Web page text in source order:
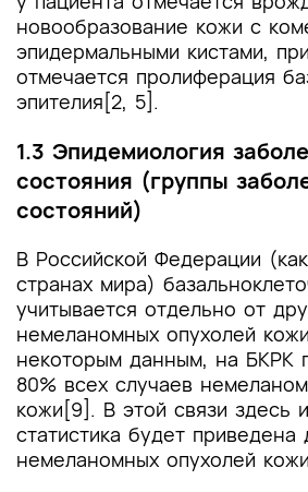
новообразование кожи с
эпидермальными кистами,
отмечается пролиферация
эпителия[2, 5].
1.3 Эпидемиология
состояния (группы
состояний)
В Российской Федерации
странах мира)
учитывается отдельно от
немеланомных опухолей
некоторым данным, на БКРК
80% всех случаев
кожи[9]. В этой связи здесь
статистика будет приведена
немеланомных опухолей